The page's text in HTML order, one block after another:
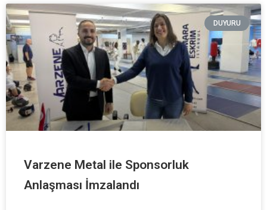
DUYURU
Varzene Metal ile Sponsorluk
Anlaşması İmzalandı